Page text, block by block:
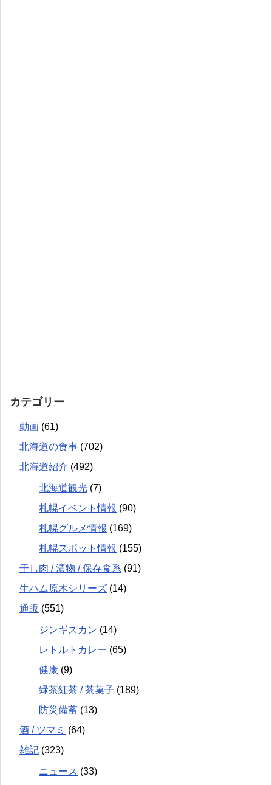
カテゴリー
動画 (61)
北海道の食事 (702)
北海道紹介 (492)
北海道観光 (7)
札幌イベント情報 (90)
札幌グルメ情報 (169)
札幌スポット情報 (155)
干し肉 / 漬物 / 保存食系 (91)
生ハム原木シリーズ (14)
通販 (551)
ジンギスカン (14)
レトルトカレー (65)
健康 (9)
緑茶紅茶 / 茶菓子 (189)
防災備蓄 (13)
酒 / ツマミ (64)
雑記 (323)
ニュース (33)